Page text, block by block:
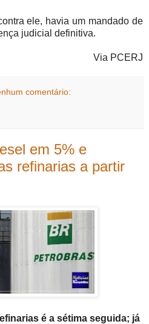
ele, havia um mandado de
judicial definitiva.
Via PCERJ
comentário:
em 5% e
refinarias a partir
é a sétima seguida; já